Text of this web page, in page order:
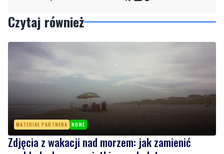
Zdjęcia z wakacji nad morzem: jak zamienić
zwykłe kadry w pamiątki na całe lata